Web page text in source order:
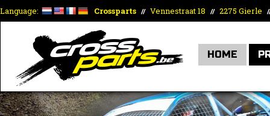
Language: Crossparts // Vennestraat 18 // 2275 Gierle
HOME